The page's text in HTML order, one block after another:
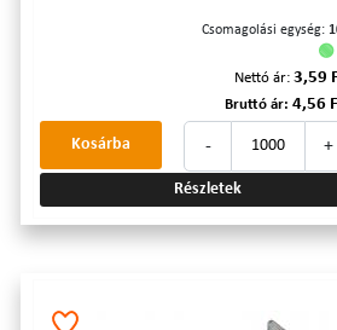
Csomagolási egység:
🟢
Nettó ár: 3,59
Bruttó ár: 4,56
- +
Kosárba
Részletek